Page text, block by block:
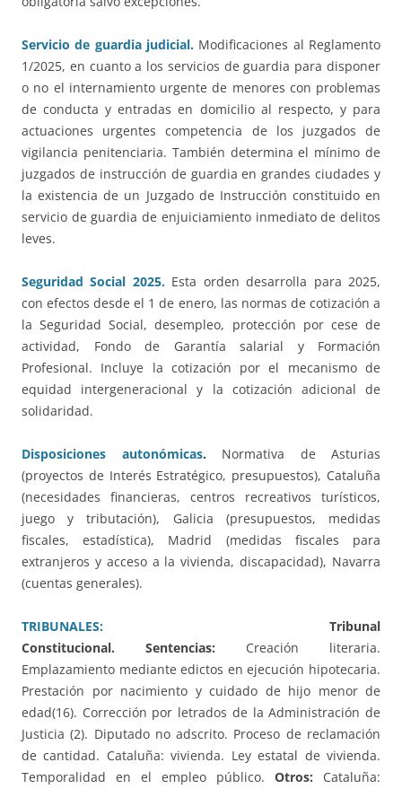
Servicio de guardia judicial. Modificaciones al Reglamento
1/2025, en cuanto a los servicios de guardia para disponer
o no el internamiento urgente de menores con problemas
de conducta y entradas en domicilio al respecto, y para
actuaciones urgentes competencia de los juzgados de
vigilancia penitenciaria. También determina el mínimo de
juzgados de instrucción de guardia en grandes ciudades y
la existencia de un Juzgado de Instrucción constituido en
servicio de guardia de enjuiciamiento inmediato de delitos
leves.
Seguridad Social 2025.Esta orden desarrolla para 2025,
con efectos desde el 1 de enero, las normas de cotización a
la Seguridad Social, desempleo, protección por cese de
actividad, Fondo de Garantía salarial y Formación
Profesional. Incluye la cotización por el mecanismo de
equidad intergeneracional y la cotización adicional de
solidaridad.
Disposiciones autonómicas. Normativa de Asturias
(proyectos de Interés Estratégico, presupuestos), Cataluña
(necesidades financieras, centros recreativos turísticos,
juego y tributación), Galicia (presupuestos, medidas
fiscales, estadística), Madrid (medidas fiscales para
extranjeros y acceso a la vivienda, discapacidad), Navarra
(cuentas generales).
TRIBUNALES: Tribunal
Constitucional.
Sentencias: Creación literaria.
Emplazamiento mediante edictos en ejecución hipotecaria.
Prestación por nacimiento y cuidado de hijo menor de
edad(16). Corrección por letrados de la Administración de
Justicia (2). Diputado no adscrito. Proceso de reclamación
de cantidad. Cataluña: vivienda. Ley estatal de vivienda.
Temporalidad en el empleo público. Otros: Cataluña: